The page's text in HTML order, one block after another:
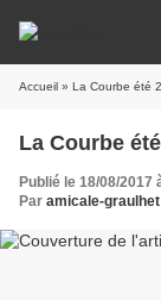
Accueil » La Courbe été
Publié le 18/08/2017
Par amicale-graulhet